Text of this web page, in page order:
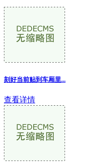
刻好当前贴到车厢里...
查看详情